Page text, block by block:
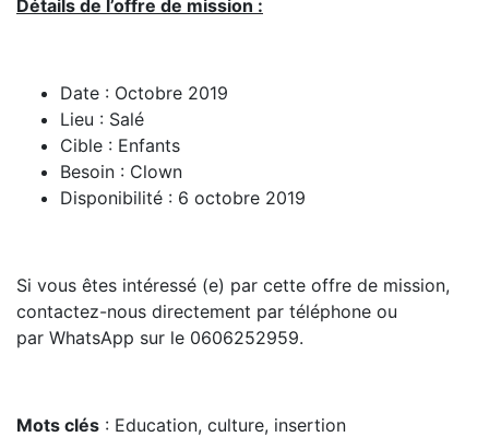
Détails de l’offre de mission :
Date : Octobre 2019
Lieu : Salé
Cible : Enfants
Besoin : Clown
Disponibilité : 6 octobre 2019
Si vous êtes intéressé (e) par cette offre de mission,
contactez-nous directement par téléphone ou
par WhatsApp sur le 0606252959.
Mots clés : Education, culture, insertion